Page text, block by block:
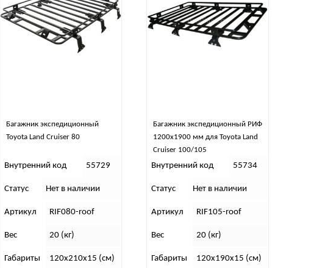
Багажник экспедиционный
Toyota Land Cruiser 80
Внутренний код 55729
Статус Нет в наличии
Артикул RIF080-roof
Вес 20 (кг)
Габариты 120х210х15 (см)
Багажник экспедиционный РИФ
1200х1900 мм для Toyota Land
Cruiser 100/105
Внутренний код 55734
Статус Нет в наличии
Артикул RIF105-roof
Вес 20 (кг)
Габариты 120х190х15 (см)